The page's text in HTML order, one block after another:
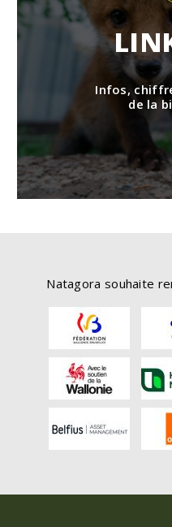
Infos,
de la
Natagora souhaite